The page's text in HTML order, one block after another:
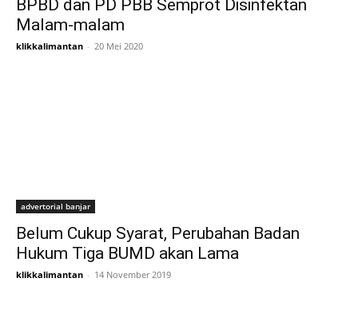
BPBD dan PD PBB Semprot Disinfektan
Malam-malam
klikkalimantan - 20 Mei 2020
advertorial banjar
Belum Cukup Syarat, Perubahan Badan
Hukum Tiga BUMD akan Lama
klikkalimantan - 14 November 2019